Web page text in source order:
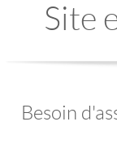
Site
Besoin